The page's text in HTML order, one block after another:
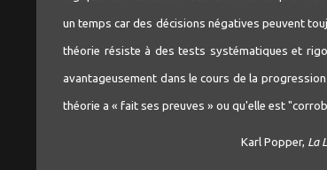
un temps car des décisions négatives peuvent
théorie résiste à des tests systématiques et
avantageusement dans le cours de la
théorie a « fait ses preuves » ou qu'elle est
Karl Popper, La